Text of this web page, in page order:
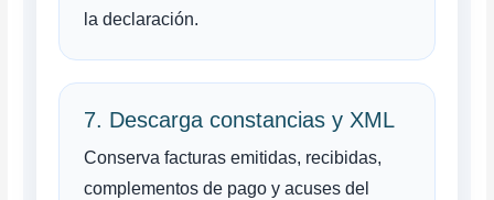
la declaración.
7. Descarga constancias y XML
Conserva facturas emitidas, recibidas,
complementos de pago y acuses del